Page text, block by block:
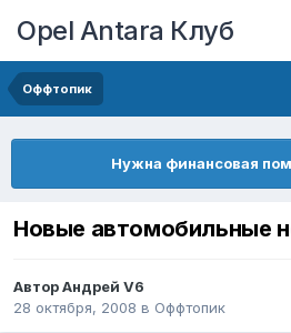
Opel Antara Клуб
Оффтопик
Нужна финансовая
Новые автомобильные
АвторАндрей V6
28 октября, 2008 в Оффтопик